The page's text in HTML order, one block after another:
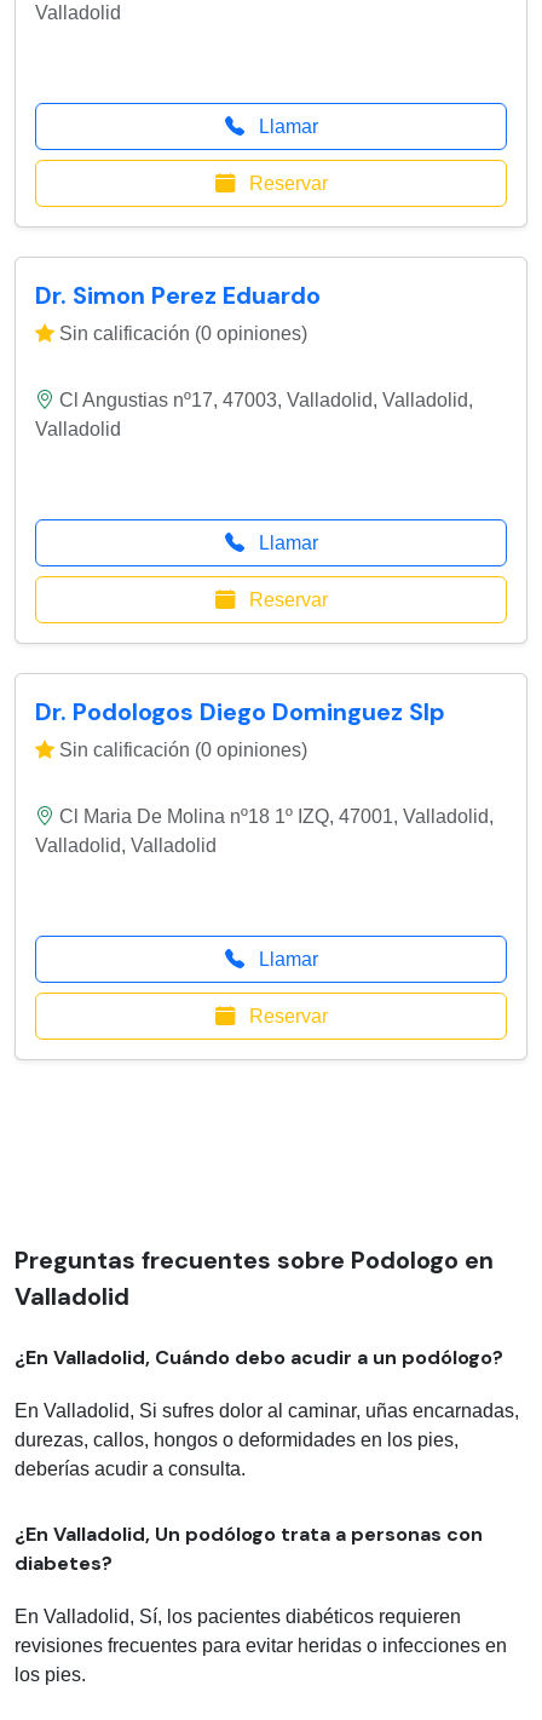
Valladolid
Llamar
Reservar
Dr. Simon Perez Eduardo
Sin calificación (0 opiniones)
Cl Angustias nº17, 47003, Valladolid, Valladolid,
Valladolid
Llamar
Reservar
Dr. Podologos Diego Dominguez Slp
Sin calificación (0 opiniones)
Cl Maria De Molina nº18 1º IZQ, 47001, Valladolid,
Valladolid, Valladolid
Llamar
Reservar
Preguntas frecuentes sobre Podologo en
Valladolid
¿En Valladolid, Cuándo debo acudir a un podólogo?
En Valladolid, Si sufres dolor al caminar, uñas encarnadas,
durezas, callos, hongos o deformidades en los pies,
deberías acudir a consulta.
¿En Valladolid, Un podólogo trata a personas con
diabetes?
En Valladolid, Sí, los pacientes diabéticos requieren
revisiones frecuentes para evitar heridas o infecciones en
los pies.